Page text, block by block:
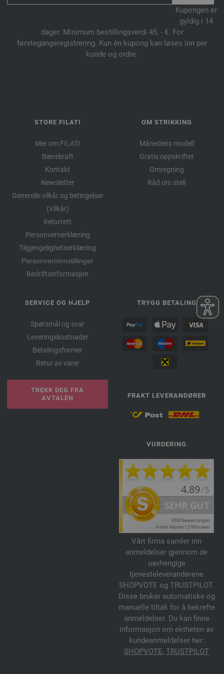
Kupongen er
gyldig i 14
dager. Minimum bestillingsverdi 45, - €. For
førstegangsregistrering. Kun én kupong kan løses inn per
kunde og ordre.
STORE FILATI
Mer om FILATI
Bærekraft
Kontakt
Newsletter
Generelle vilkår og betingelser
(Vilkår)
Returrett
Personvernerklæring
Tilgjengelighetserklæring
Personverninnstillinger
Bedriftsinformasjon
OM STRIKKING
Månedens modell
Gratis oppskrifter
Omregning
Råd om stell
SERVICE OG HJELP
Spørsmål og svar
Leveringskostnader
Betalingsformer
Retur av varer
TREKK DEG FRA
AVTALEN
TRYGG BETALING
FRAKT LEVERANDØRER
VURDERING
Vårt firma samler inn
anmeldelser gjennom de
uavhengige
tjenesteleverandørene
SHOPVOTE og TRUSTPILOT.
Disse bruker automatiske og
manuelle tiltak for å bekrefte
anmeldelser. Du kan finne
informasjon om ektheten av
kundeanmeldelser her:
SHOPVOTE, TRUSTPILOT